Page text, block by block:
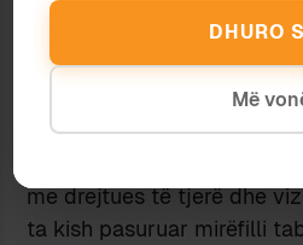
desh e shpërbëri NATO-n);
pasuesit e tij mund të
tundim fashist, ose të
energjinë që kërkon
me drejtues të tjerë dhe
ta kish pasuruar mirëfilli
DHURO
Më